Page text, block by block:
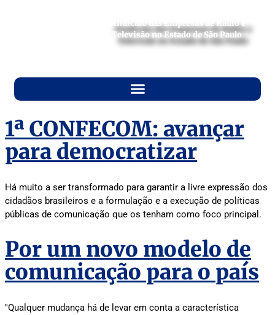
Sindicato das Empresas de Rádio e
Televisão no Estado de São Paulo
1ª CONFECOM: avançar
para democratizar
Há muito a ser transformado para garantir a livre expressão dos
cidadãos brasileiros e a formulação e a execução de políticas
públicas de comunicação que os tenham como foco principal.
Por um novo modelo de
comunicação para o país
''Qualquer mudança há de levar em conta a característica